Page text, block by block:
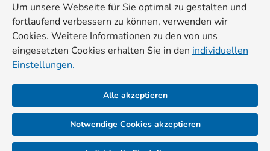
Um unsere Webseite für Sie optimal zu gestalten und
fortlaufend verbessern zu können, verwenden wir
Cookies. Weitere Informationen zu den von uns
eingesetzten Cookies erhalten Sie in den individuellen
Einstellungen.
Alle akzeptieren
Notwendige Cookies akzeptieren